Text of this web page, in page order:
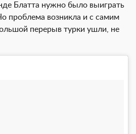
Блатта нужно было выиграть
проблема возникла и с самим
перерыв турки ушли, не